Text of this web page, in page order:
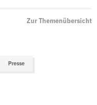
Zur Themenübersicht
Presse